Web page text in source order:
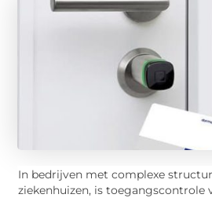
In bedrijven met complexe
ziekenhuizen, is toegangscontrole